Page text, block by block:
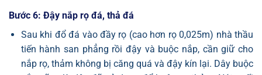
Bước 6: Đậy nắp rọ đá, thả đá
Sau khi đổ đá vào đầy rọ (cao hơn rọ 0,025m) nhà thầu
tiến hành san phẳng rồi đậy và buộc nắp, cần giữ cho
nắp rọ, thảm không bị căng quá và đậy kín lại. Dây buộc